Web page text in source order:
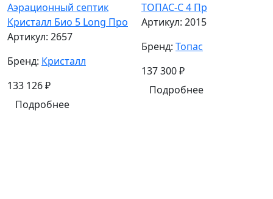
Аэрационный септик
Кристалл Био 5 Long Про
Артикул: 2657
Бренд: Кристалл
133 126₽
Подробнее
ТОПАС-С 4 Пр
Артикул: 2015
Бренд: Топас
137 300₽
Подробнее